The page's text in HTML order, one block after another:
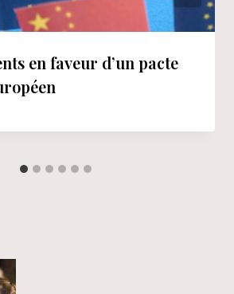
en faveur d’un pacte